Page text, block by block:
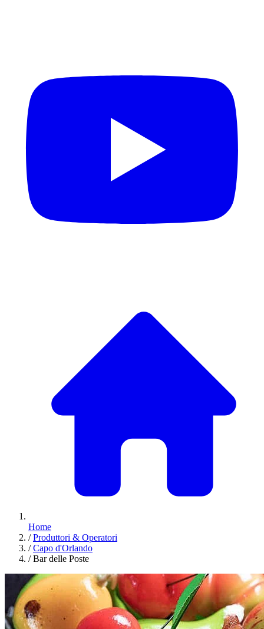
Home
/ Produttori & Operatori
/ Capo d'Orlando
/ Bar delle Poste